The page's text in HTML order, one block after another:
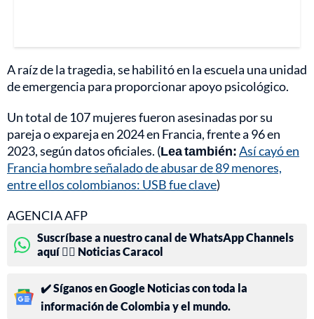
A raíz de la tragedia, se habilitó en la escuela una unidad
de emergencia para proporcionar apoyo psicológico.
Un total de 107 mujeres fueron asesinadas por su
pareja o expareja en 2024 en Francia, frente a 96 en
2023, según datos oficiales. (Lea también:Así cayó en
Francia hombre señalado de abusar de 89 menores,
entre ellos colombianos: USB fue clave)
AGENCIA AFP
Suscríbase a nuestro canal de WhatsApp Channels
aquí 👉🏻 Noticias Caracol
✔️ Síganos en Google Noticias con toda la
información de Colombia y el mundo.